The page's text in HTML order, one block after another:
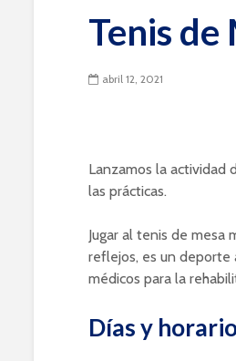
Tenis de
abril 12, 2021
Lanzamos la actividad
las prácticas.
Jugar al tenis de mesa
reflejos, es un deporte
médicos para la
Días y